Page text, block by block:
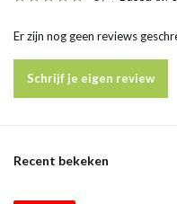
Er zijn nog geen reviews
Schrijf je eigen review
Recent bekeken